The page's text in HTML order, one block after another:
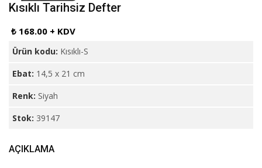
Kısıklı Tarihsiz Defter
₺ 168.00 + KDV
Ürün kodu: Kısıklı-S
Ebat: 14,5 x 21 cm
Renk: Siyah
Stok: 39147
AÇIKLAMA